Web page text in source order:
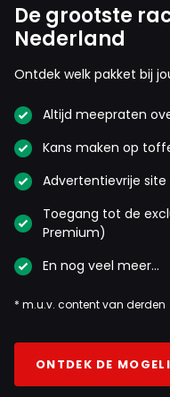
De grootste
Nederland
Ontdek welk pakket bij
Altijd meepraten
Kans maken op
Advertentievrije
Toegang tot de
Premium)
En nog veel meer…
* m.u.v. content van derden
ONTDEK DE